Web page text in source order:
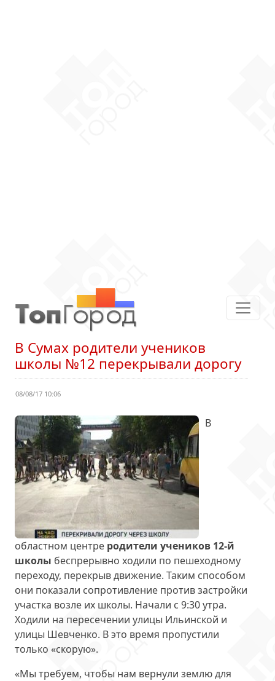
В Сумах родители учеников
школы №12 перекрывали дорогу
08/08/17 10:06
В
областном центре родители учеников 12-й
школы беспрерывно ходили по пешеходному
переходу, перекрыв движение. Таким способом
они показали сопротивление против застройки
участка возле их школы. Начали с 9:30 утра.
Ходили на пересечении улицы Ильинской и
улицы Шевченко. В это время пропустили
только «скорую».
«Мы требуем, чтобы нам вернули землю для